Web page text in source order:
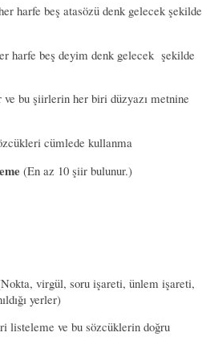
harfe beş atasözü denk gelecek şekilde
harfe beş deyim denk gelecek şekilde
bu şiirlerin her biri düzyazı metnine
cümlede kullanma
(En az 10 şiir bulunur.)
virgül, soru işareti, ünlem işareti,
yerler)
listeleme ve bu sözcüklerin doğru